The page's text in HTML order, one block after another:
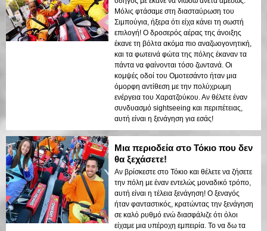
Μόλις φτάσαμε στη διασταύρωση του
Σιμπούγια, ήξερα ότι είχα κάνει τη σωστή
επιλογή! Ο δροσερός αέρας της άνοιξης
έκανε τη βόλτα ακόμα πιο αναζωογονητική,
και τα φωτεινά φώτα της πόλης έκαναν τα
πάντα να φαίνονται τόσο ζωντανά. Οι
κομψές οδοί του Ομοτεσάντο ήταν μια
όμορφη αντίθεση με την πολύχρωμη
ενέργεια του Χαρατζούκου. Αν θέλετε έναν
συνδυασμό sightseeing και περιπέτειας,
αυτή είναι η ξενάγηση για εσάς!
Μια περιοδεία στο Τόκιο που δεν
θα ξεχάσετε!
Αν βρίσκεστε στο Τόκιο και θέλετε να ζήσετε
την πόλη με έναν εντελώς μοναδικό τρόπο,
αυτή είναι η τέλεια ξενάγηση! Ο ξεναγός
ήταν φανταστικός, κρατώντας την ξενάγηση
σε καλό ρυθμό ενώ διασφάλιζε ότι όλοι
είχαμε μια υπέροχη εμπειρία. Το να δω τα